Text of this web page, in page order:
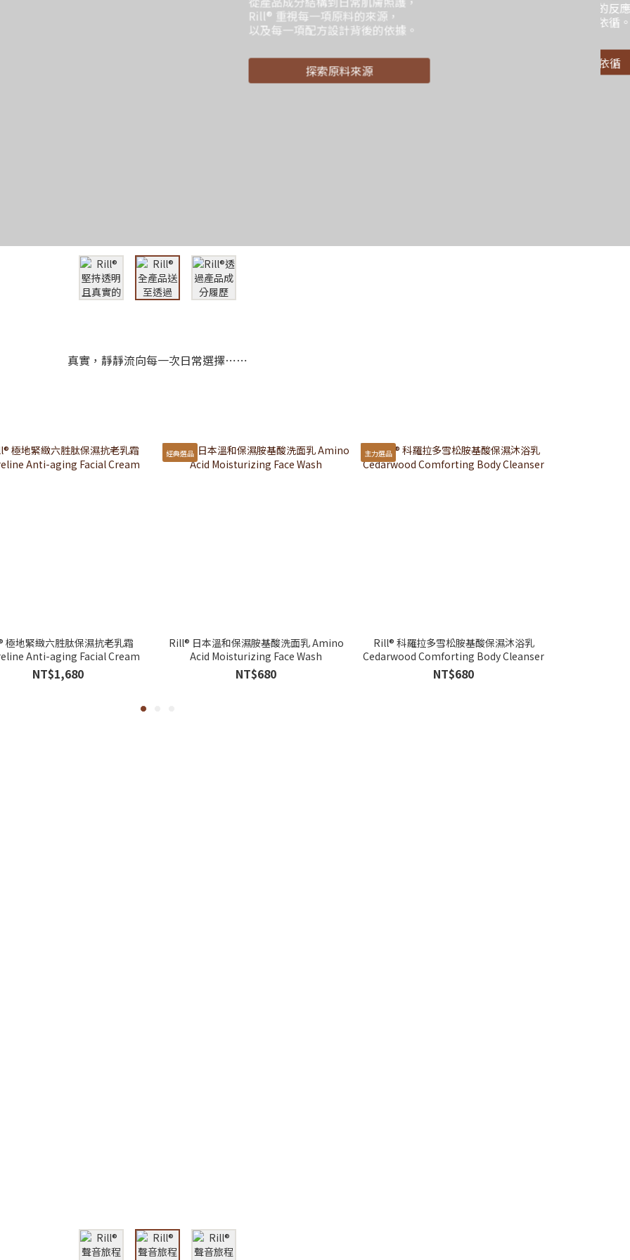
觀察配方與肌膚相處時的反應，
讓日常使用的安心有所依循。
了解安心的依循
真實，靜靜流向每一次日常選擇⋯⋯
極地緊緻六胜肽保濕抗老乳霜
Anti-aging Facial Cream
NT$1,680
經典選品
Rill® 日本溫和保濕胺基酸洗面乳 Amino
Acid Moisturizing Face Wash
NT$680
主力選品
Rill® 科羅拉多雪松胺基酸保濕沐浴乳
Cedarwood Comforting Body Cleanser
NT$680